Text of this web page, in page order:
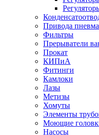
Привода
Фильтры
Прерыватели
Прокат
КИПиА
Фитинги
Камлоки
Лазы
Метизы
Хомуты
Элементы
Моющие
Насосы